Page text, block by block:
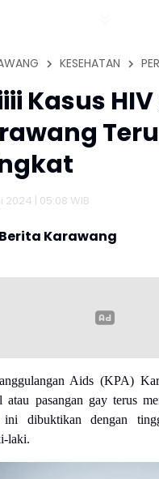
KESEHATAN
Kasus
2024 | 05:08 WIB
Karawang
Aids (KPA)
atau pasangan gay terus
dibuktikan dengan
laki.